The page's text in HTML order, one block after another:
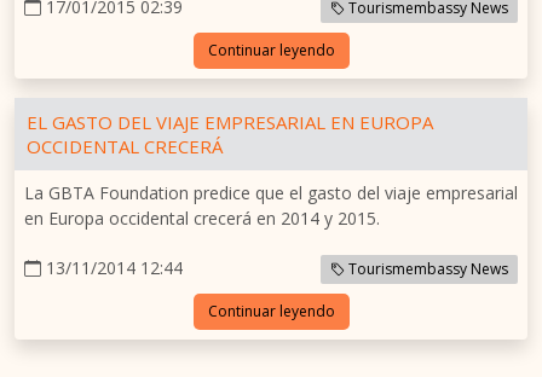
17/01/2015 02:39 Tourismembassy News
Continuar leyendo
EL GASTO DEL VIAJE EMPRESARIAL EN EUROPA
OCCIDENTAL CRECERÁ
La GBTA Foundation predice que el gasto del viaje empresarial
en Europa occidental crecerá en 2014 y 2015.
13/11/2014 12:44 Tourismembassy News
Continuar leyendo